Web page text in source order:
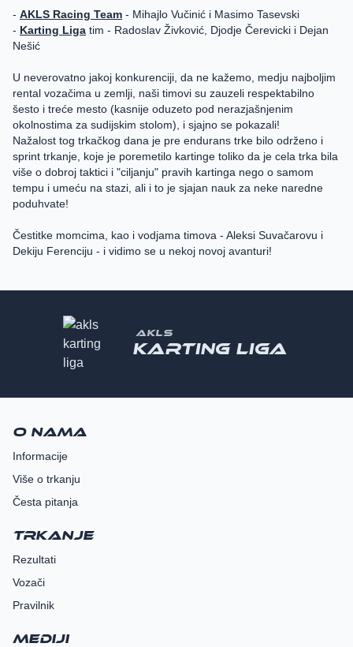
- AKLS Racing Team - Mihajlo Vučinić i Masimo Tasevski
- Karting Liga tim - Radoslav Živković, Djodje Čerevicki i Dejan
Nešić
U neverovatno jakoj konkurenciji, da ne kažemo, medju najboljim
rental vozačima u zemlji, naši timovi su zauzeli respektabilno
šesto i treće mesto (kasnije oduzeto pod nerazjašnjenim
okolnostima za sudijskim stolom), i sjajno se pokazali!
Nažalost tog trkačkog dana je pre endurans trke bilo održeno i
sprint trkanje, koje je poremetilo kartinge toliko da je cela trka bila
više o dobroj taktici i "ciljanju" pravih kartinga nego o samom
tempu i umeću na stazi, ali i to je sjajan nauk za neke naredne
poduhvate!
Čestitke momcima, kao i vodjama timova - Aleksi Suvačarovu i
Dekiju Ferenciju - i vidimo se u nekoj novoj avanturi!
AKLS
Karting liga
O nama
Informacije
Više o trkanju
Česta pitanja
Trkanje
Rezultati
Vozači
Pravilnik
Mediji